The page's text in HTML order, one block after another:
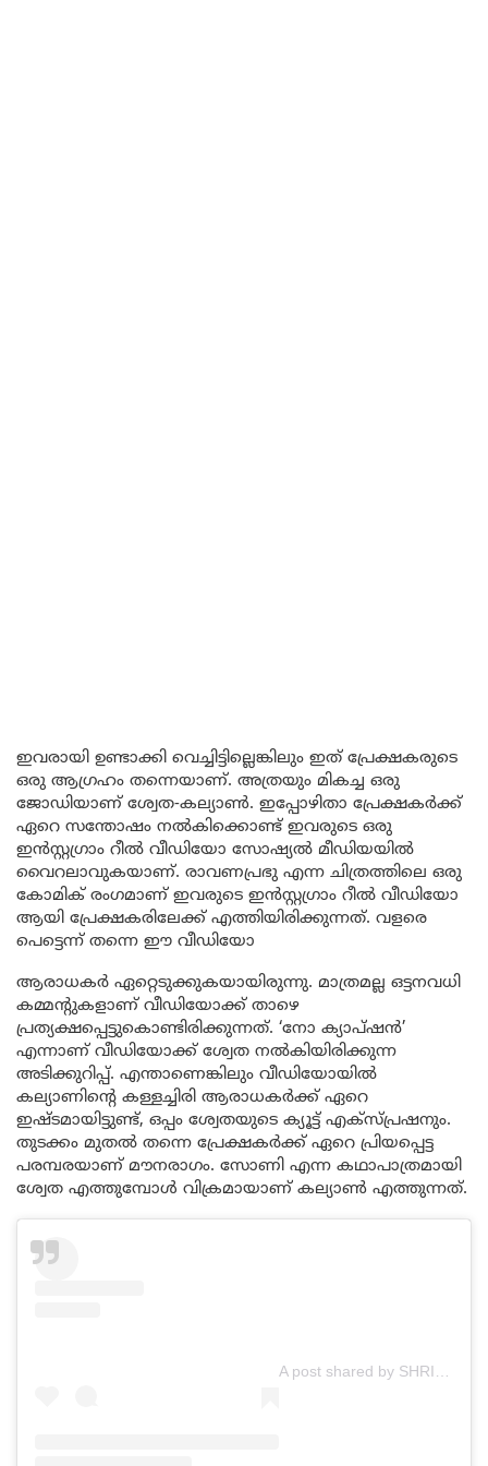
ഇവരായി ഉണ്ടാക്കി വെച്ചിട്ടില്ലെങ്കിലും ഇത് പ്രേക്ഷകരുടെ
ഒരു ആഗ്രഹം തന്നെയാണ്. അത്രയും മികച്ച ഒരു
ജോഡിയാണ് ശ്വേത-കല്യാൺ. ഇപ്പോഴിതാ പ്രേക്ഷകർക്ക്
ഏറെ സന്തോഷം നൽകിക്കൊണ്ട് ഇവരുടെ ഒരു
ഇൻസ്റ്റഗ്രാം റീൽ വീഡിയോ സോഷ്യൽ മീഡിയയിൽ
വൈറലാവുകയാണ്. രാവണപ്രഭു എന്ന ചിത്രത്തിലെ ഒരു
കോമിക് രംഗമാണ് ഇവരുടെ ഇൻസ്റ്റഗ്രാം റീൽ വീഡിയോ
ആയി പ്രേക്ഷകരിലേക്ക് എത്തിയിരിക്കുന്നത്. വളരെ
പെട്ടെന്ന് തന്നെ ഈ വീഡിയോ
ആരാധകർ ഏറ്റെടുക്കുകയായിരുന്നു. മാത്രമല്ല ഒട്ടനവധി
കമ്മന്റുകളാണ് വീഡിയോക്ക് താഴെ
പ്രത്യക്ഷപ്പെട്ടുകൊണ്ടിരിക്കുന്നത്. ‘നോ ക്യാപ്‌ഷൻ’
എന്നാണ് വീഡിയോക്ക് ശ്വേത നൽകിയിരിക്കുന്ന
അടിക്കുറിപ്പ്. എന്താണെങ്കിലും വീഡിയോയിൽ
കല്യാണിന്റെ കള്ളച്ചിരി ആരാധകർക്ക് ഏറെ
ഇഷ്ടമായിട്ടുണ്ട്, ഒപ്പം ശ്വേതയുടെ ക്യൂട്ട് എക്സ്പ്രഷനും.
തുടക്കം മുതൽ തന്നെ പ്രേക്ഷകർക്ക് ഏറെ പ്രിയപ്പെട്ട
പരമ്പരയാണ് മൗനരാഗം. സോണി എന്ന കഥാപാത്രമായി
ശ്വേത എത്തുമ്പോൾ വിക്രമായാണ് കല്യാൺ എത്തുന്നത്.
A post shared by SHRISWETHA🌟 (@shriswetha_mahalakshmi)